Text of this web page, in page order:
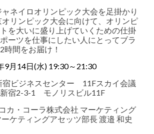
ネイロオリンピック大会を足掛かり
リンピック大会に向けて、オリンピ
を大いに盛り上げていくための仕掛
ーツを仕事にしたい人にとってブラ
時間をお届け！
9月14日(水) 19:30～21:30
ビジネスセンター 11Fスカイ会議
宿2-3-1 モノリスビル11F
カ・コーラ株式会社 マーケティング
ケティングアセッツ部長 渡邉 和史